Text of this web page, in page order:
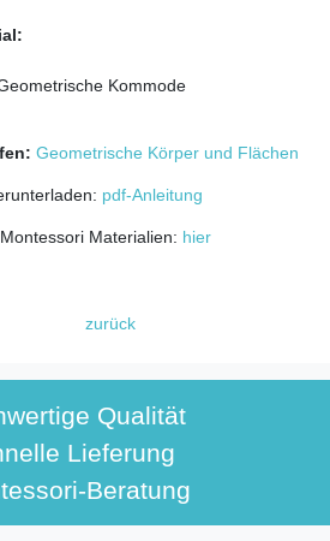
Kommode
Geometrische Körper und Flächen
pdf-Anleitung
Materialien: hier
zurück
Qualität
Lieferung
Beratung